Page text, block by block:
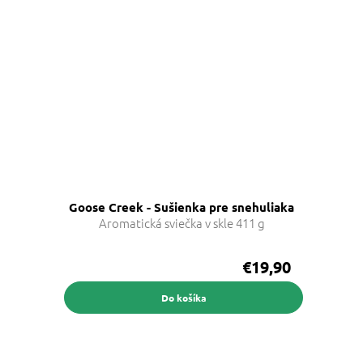
Goose Creek - Sušienka pre snehuliaka
Aromatická sviečka v skle 411 g
€19,90
Do košíka